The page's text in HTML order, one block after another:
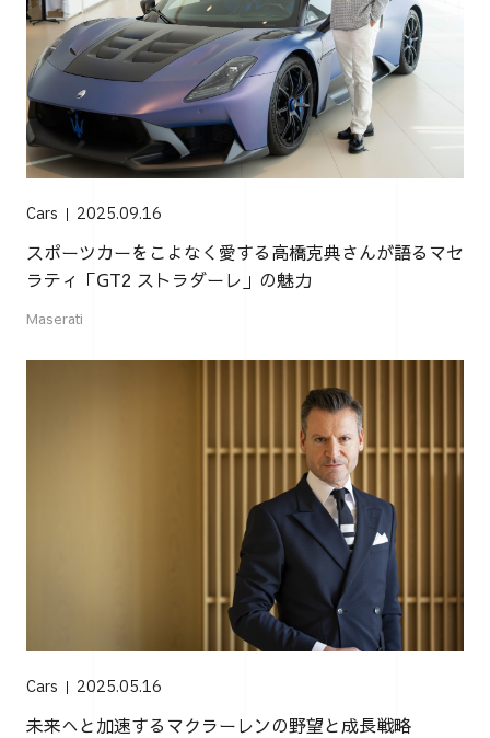
Cars 2025.09.16
スポーツカーをこよなく愛する高橋克典さんが語るマセ
ラティ「GT2 ストラダーレ」の魅力
Maserati
Cars 2025.05.16
未来へと加速するマクラーレンの野望と成長戦略